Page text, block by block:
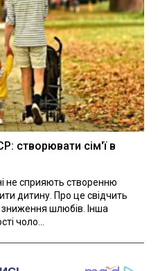
створювати сім'ї в
не сприяють створенню
дитину. Про це свідчить
зниження шлюбів. Інша
чоло...